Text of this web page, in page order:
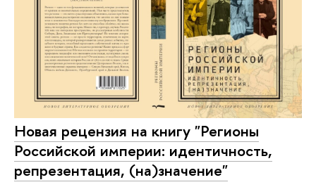
Новая рецензия на книгу "Регионы
Российской империи: идентичность,
репрезентация, (на)значение"